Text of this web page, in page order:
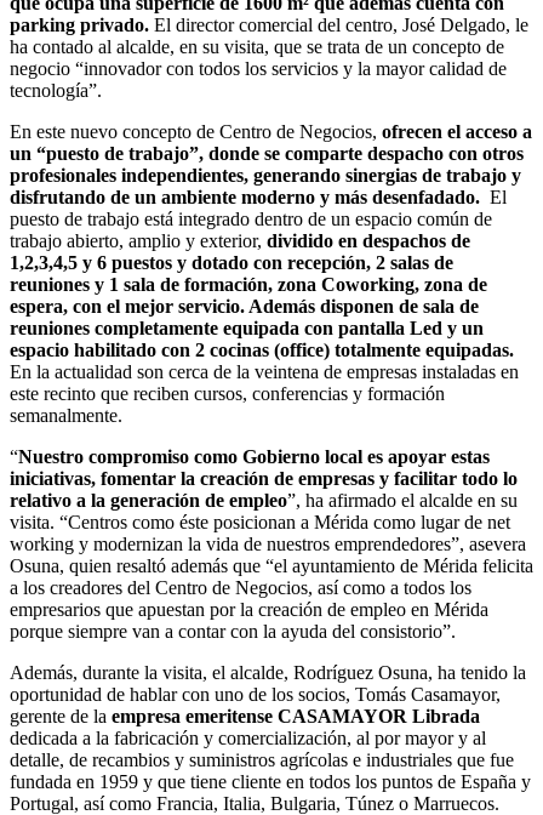
parking privado. El director comercial del centro, José Delgado, le
ha contado al alcalde, en su visita, que se trata de un concepto de
negocio “innovador con todos los servicios y la mayor calidad de
tecnología”.
En este nuevo concepto de Centro de Negocios, ofrecen el acceso a
un “puesto de trabajo”, donde se comparte despacho con otros
profesionales independientes, generando sinergias de trabajo y
disfrutando de un ambiente moderno y más desenfadado. El
puesto de trabajo está integrado dentro de un espacio común de
trabajo abierto, amplio y exterior, dividido en despachos de
1,2,3,4,5 y 6 puestos y dotado con recepción, 2 salas de
reuniones y 1 sala de formación, zona Coworking, zona de
espera, con el mejor servicio. Además disponen de sala de
reuniones completamente equipada con pantalla Led y un
espacio habilitado con 2 cocinas (office) totalmente equipadas.
En la actualidad son cerca de la veintena de empresas instaladas en
este recinto que reciben cursos, conferencias y formación
semanalmente.
“Nuestro compromiso como Gobierno local es apoyar estas
iniciativas, fomentar la creación de empresas y facilitar todo lo
relativo a la generación de empleo”, ha afirmado el alcalde en su
visita. “Centros como éste posicionan a Mérida como lugar de net
working y modernizan la vida de nuestros emprendedores”, asevera
Osuna, quien resaltó además que “el ayuntamiento de Mérida felicita
a los creadores del Centro de Negocios, así como a todos los
empresarios que apuestan por la creación de empleo en Mérida
porque siempre van a contar con la ayuda del consistorio”.
Además, durante la visita, el alcalde, Rodríguez Osuna, ha tenido la
oportunidad de hablar con uno de los socios, Tomás Casamayor,
gerente de la empresa emeritense CASAMAYOR Librada
dedicada a la fabricación y comercialización, al por mayor y al
detalle, de recambios y suministros agrícolas e industriales que fue
fundada en 1959 y que tiene cliente en todos los puntos de España y
Portugal, así como Francia, Italia, Bulgaria, Túnez o Marruecos.